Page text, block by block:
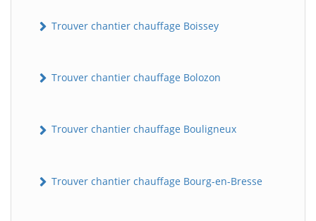
Trouver chantier chauffage Boissey
Trouver chantier chauffage Bolozon
Trouver chantier chauffage Bouligneux
Trouver chantier chauffage Bourg-en-Bresse